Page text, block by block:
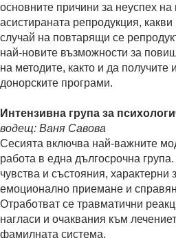
основните причини за неуспех на
асистираната репродукция,
случай на повтарящи се
най-новите възможности за
на методите, както и да
донорските програми.
Интензивна група за
водещ: Ваня Савова
Сесията включва най-важните
работа в една дългосрочна
чувства и състояния, характерни
емоционално приемане и
Отработват се травматични
нагласи и очаквания към
фамилната система.